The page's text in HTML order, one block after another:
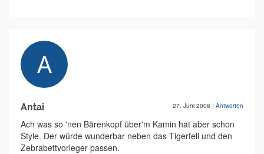
Antai 27. Juni 2006 | Antworten
Ach was so 'nen Bärenkopf über'm Kamin hat aber schon
Style. Der würde wunderbar neben das Tigerfell und den
Zebrabettvorleger passen.